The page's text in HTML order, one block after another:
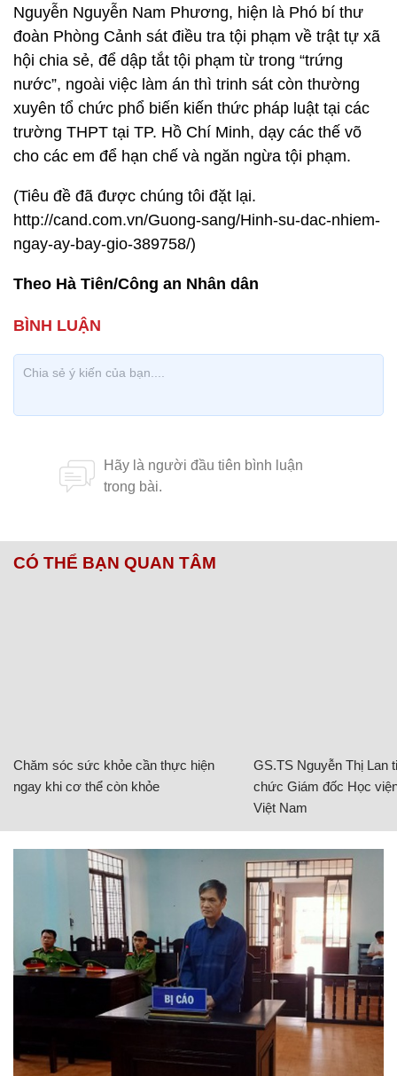
Nguyễn Nguyễn Nam Phương, hiện là Phó bí thư
đoàn Phòng Cảnh sát điều tra tội phạm về trật tự xã
hội chia sẻ, để dập tắt tội phạm từ trong “trứng
nước”, ngoài việc làm án thì trinh sát còn thường
xuyên tổ chức phổ biến kiến thức pháp luật tại các
trường THPT tại TP. Hồ Chí Minh, dạy các thế võ
cho các em để hạn chế và ngăn ngừa tội phạm.
(Tiêu đề đã được chúng tôi đặt lại.
http://cand.com.vn/Guong-sang/Hinh-su-dac-nhiem-
ngay-ay-bay-gio-389758/)
Theo Hà Tiên/Công an Nhân dân
CÓ THỂ BẠN QUAN TÂM
Chăm sóc sức khỏe cần thực hiện
ngay khi cơ thể còn khỏe
GS.TS Nguyễn Thị Lan
chức Giám đốc Học
Việt Nam